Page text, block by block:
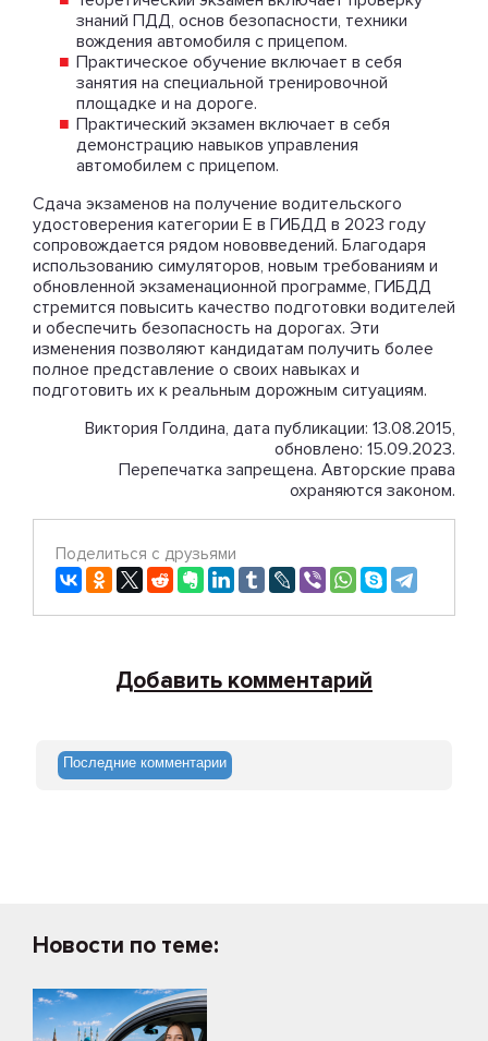
знаний ПДД, основ безопасности, техники
вождения автомобиля с прицепом.
Практическое обучение включает в себя
занятия на специальной тренировочной
площадке и на дороге.
Практический экзамен включает в себя
демонстрацию навыков управления
автомобилем с прицепом.
Сдача экзаменов на получение водительского
удостоверения категории Е в ГИБДД в 2023 году
сопровождается рядом нововведений. Благодаря
использованию симуляторов, новым требованиям и
обновленной экзаменационной программе, ГИБДД
стремится повысить качество подготовки водителей
и обеспечить безопасность на дорогах. Эти
изменения позволяют кандидатам получить более
полное представление о своих навыках и
подготовить их к реальным дорожным ситуациям.
Виктория Голдина, дата публикации: 13.08.2015,
обновлено: 15.09.2023.
Перепечатка запрещена. Авторские права
охраняются законом.
Поделиться с друзьями
Добавить комментарий
Последние комментарии
Новости по теме: